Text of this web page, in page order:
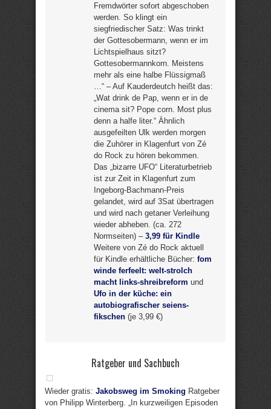
Fremdwörter sofort abgeschoben
werden. So klingt ein
siegfriedischer Satz: Was trinkt
der Gottesobermann, wenn er im
Lichtspielhaus sitzt?
Gottesobermannkorn. Meistens
mehr als eine halbe Flüssigmaß
…“ – Auf Kauderdeutch heißt das:
„Wat drink de Pap, wenn er in de
cinema sit? Pope corn. Most plus
denn a halfe liter.“ Ähnlich
ausgefeilten Ulk werden morgen
die Zuhörer in Klagenfurt von Zé
do Rock zu hören bekommen.
Das „bizarre UFO“ Literaturbetrieb
ist zur Zeit in Klagenfurt zum
Ingeborg-Bachmann-Preis
gelandet, wird auf 3Sat übertragen
und wird nach getaner Verleihung
wieder abheben. (ca. 272
Normseiten) – 3,99 für Kindle
Weitere von Zé do Rock aktuell
für Kindle erhältliche Bücher: fom
winde ferfeelt: welt-strolch
macht links-shreibreform und
Ufo in der küche: ein
autobiografischer seiens-
fikschen (je 3,99 €)
Ratgeber und Sachbuch
Wieder gratis: Jakobsweg im Smoking Ratgeber
von Philipp Winterberg. „In kurzweiligen Episoden